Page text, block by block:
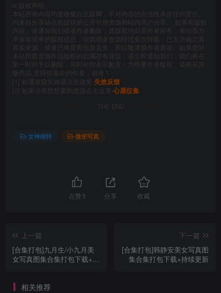
版权声明
本站所有内容均是收集自互联网，不对内容的合法性承担任何责任。
均来自分享站点所提供的公开引用资源和站内用户分享。 如果有版权
内容，请通知我们或者作者删除，其版权均归原作者所有，本站虽力
求保存原有的版权信息，但因很多资源经过多次转载，已无法确定其
真实来源，或者已将原有信息丢失，所以敬请原作者原谅。如果您对
本站所载资源作品版权的归属存有异议，请立即通知我们，我们将在
第一时间予以删除，同时向你表示歉意！为尊重作者版权，请购买原
版作品,支持你喜欢的作者，谢谢！
[1] 如遇资源失效请点击这里-失效反馈
[2] 如果没有您想要的资源点击这里-心愿征集
THE END
女神模特 微密写真
点赞 5 分享 收藏
上一篇
[合集打包]九月生/小九月美
女写真图集合集打包下载+持
下一篇
[合集打包]韩静安美女写真图
集合集打包下载+持续更新
相关推荐